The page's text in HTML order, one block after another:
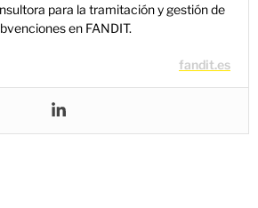
para la tramitación y gestión de
en FANDIT.
fandit.es